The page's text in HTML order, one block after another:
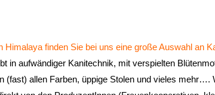
Himalaya finden Sie bei uns eine große Auswahl an
in aufwändiger Kanitechnik, mit verspielten
(fast) allen Farben, üppige Stolen und vieles mehr….